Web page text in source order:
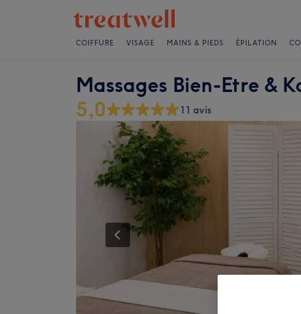
COIFFURE VISAGE MAINS & PIEDS ÉPILATION
Massages Bien-Etre &
5,0 11 avis